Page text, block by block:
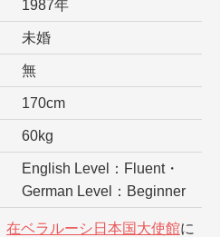
1987年
未婚
無
170cm
60kg
English Level：Fluent・
German Level：Beginner
在ベラルーシ日本国大使館に